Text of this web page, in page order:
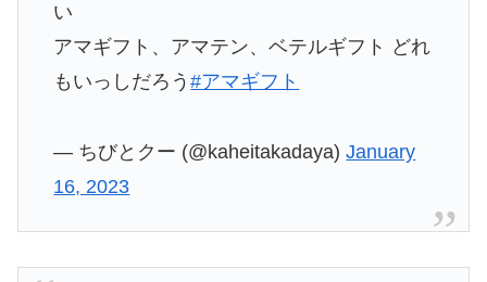
い
アマギフト、アマテン、ベテルギフト どれ
もいっしだろう#アマギフト
— ちびとクー (@kaheitakadaya)January
16, 2023